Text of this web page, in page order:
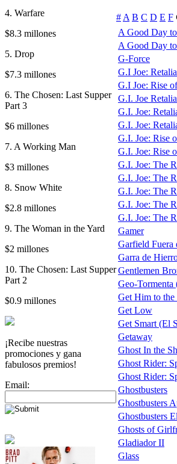
4. Warfare
$8.3 millones
5. Drop
$7.3 millones
6. The Chosen: Last Supper
Part 3
$6 millones
7. A Working Man
$3 millones
8. Snow White
$2.8 millones
9. The Woman in the Yard
$2 millones
10. The Chosen: Last Supper
Part 2
$0.9 millones
¡Recibe nuestras
promociones y gana
fabulosos premios!
Email:
#A B C D E F
A Good Day
A Good Day
G-Force
G.I Joe:
G.I Joe: Rise
G.I. Joe
G.I. Joe:
G.I. Joe:
G.I. Joe: Rise
G.I. Joe: Rise
G.I. Joe: The
G.I. Joe: The
G.I. Joe: The
G.I. Joe: The
G.I. Joe: The
Gamer
Garfield Fuera
Garra de
Gentlemen
Geo-Tormenta
Get Him to the
Get Low
Get Smart (El
Getaway
Ghost In the
Ghost Rider:
Ghost Rider:
Ghostbusters
Ghostbusters
Ghostbusters
Ghosts of
Gladiador II
Glass